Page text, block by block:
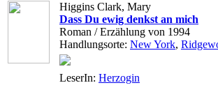
Higgins Clark, Mary
Dass Du ewig denkst an mich
Roman / Erzählung von 1994
Handlungsorte: New York,
LeserIn: Herzogin